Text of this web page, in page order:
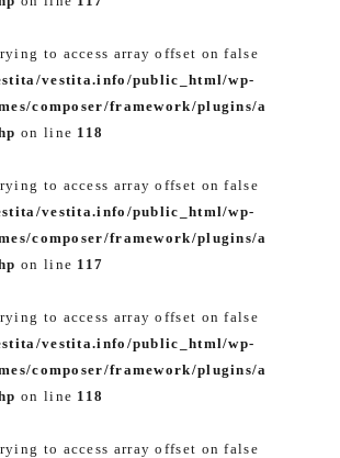
to access array offset on false
vestita.info/public_html/wp-
composer/framework/plugins/a
on line 118
to access array offset on false
vestita.info/public_html/wp-
composer/framework/plugins/a
on line 117
to access array offset on false
vestita.info/public_html/wp-
composer/framework/plugins/a
on line 118
to access array offset on false